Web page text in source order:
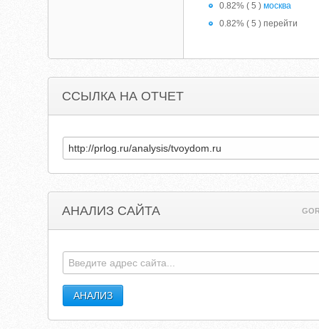
0.82% ( 5 )москва
0.82% ( 5 ) перейти
ССЫЛКА НА ОТЧЕТ
АНАЛИЗ САЙТА